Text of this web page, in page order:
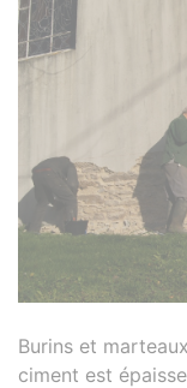
Burins et
ciment est